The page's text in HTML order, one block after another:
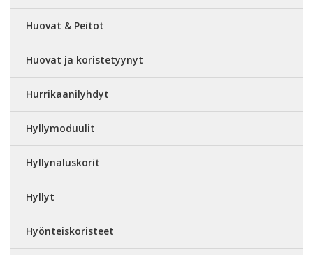
Huovat & Peitot
Huovat ja koristetyynyt
Hurrikaanilyhdyt
Hyllymoduulit
Hyllynaluskorit
Hyllyt
Hyönteiskoristeet